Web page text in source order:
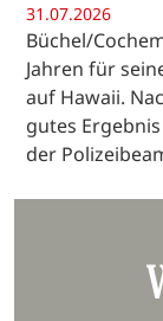
31.07.2026
Büchel/
Jahren für
auf Hawaii.
gutes
der